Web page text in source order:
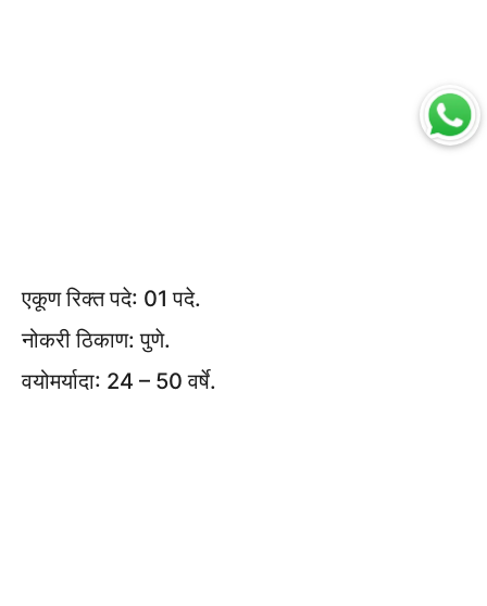
एकूण रिक्त पदे: 01 पदे.
नोकरी ठिकाण: पुणे.
वयोमर्यादा: 24 – 50 वर्षे.